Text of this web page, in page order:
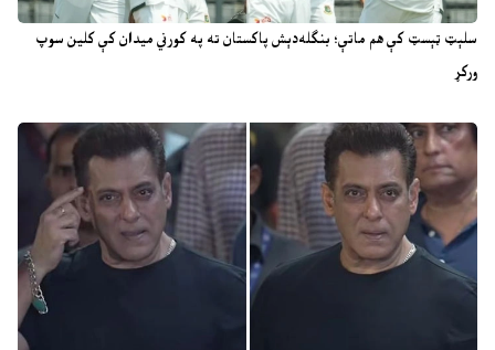
سلېټ ټېسټ کې هم ماتې؛ بنګله‌دېش پاکستان ته په کورني میدان کې کلین سوپ
ورکړ